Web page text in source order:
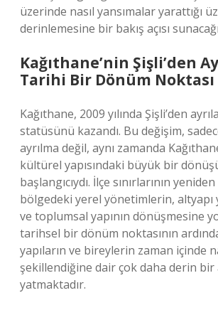
üzerinde nasıl yansımalar yarattığı
derinlemesine bir bakış açısı
Kağıthane’nin Şişli’den
Tarihi Bir Dönüm Noktası
Kağıthane, 2009 yılında Şişli’den
statüsünü kazandı. Bu değişim,
ayrılma değil, aynı zamanda
kültürel yapısındaki büyük bir
başlangıcıydı. İlçe sınırlarının
bölgedeki yerel yönetimlerin, altyapı
ve toplumsal yapının dönüşmesine
tarihsel bir dönüm noktasının
yapıların ve bireylerin zaman içinde
şekillendiğine dair çok daha derin bir
yatmaktadır.